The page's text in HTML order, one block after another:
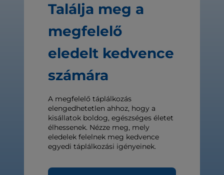
Találja meg a
megfelelő
eledelt kedvence
számára
A megfelelő táplálkozás
elengedhetetlen ahhoz, hogy a
kisállatok boldog, egészséges életet
élhessenek. Nézze meg, mely
eledelek felelnek meg kedvence
egyedi táplálkozási igényeinek.